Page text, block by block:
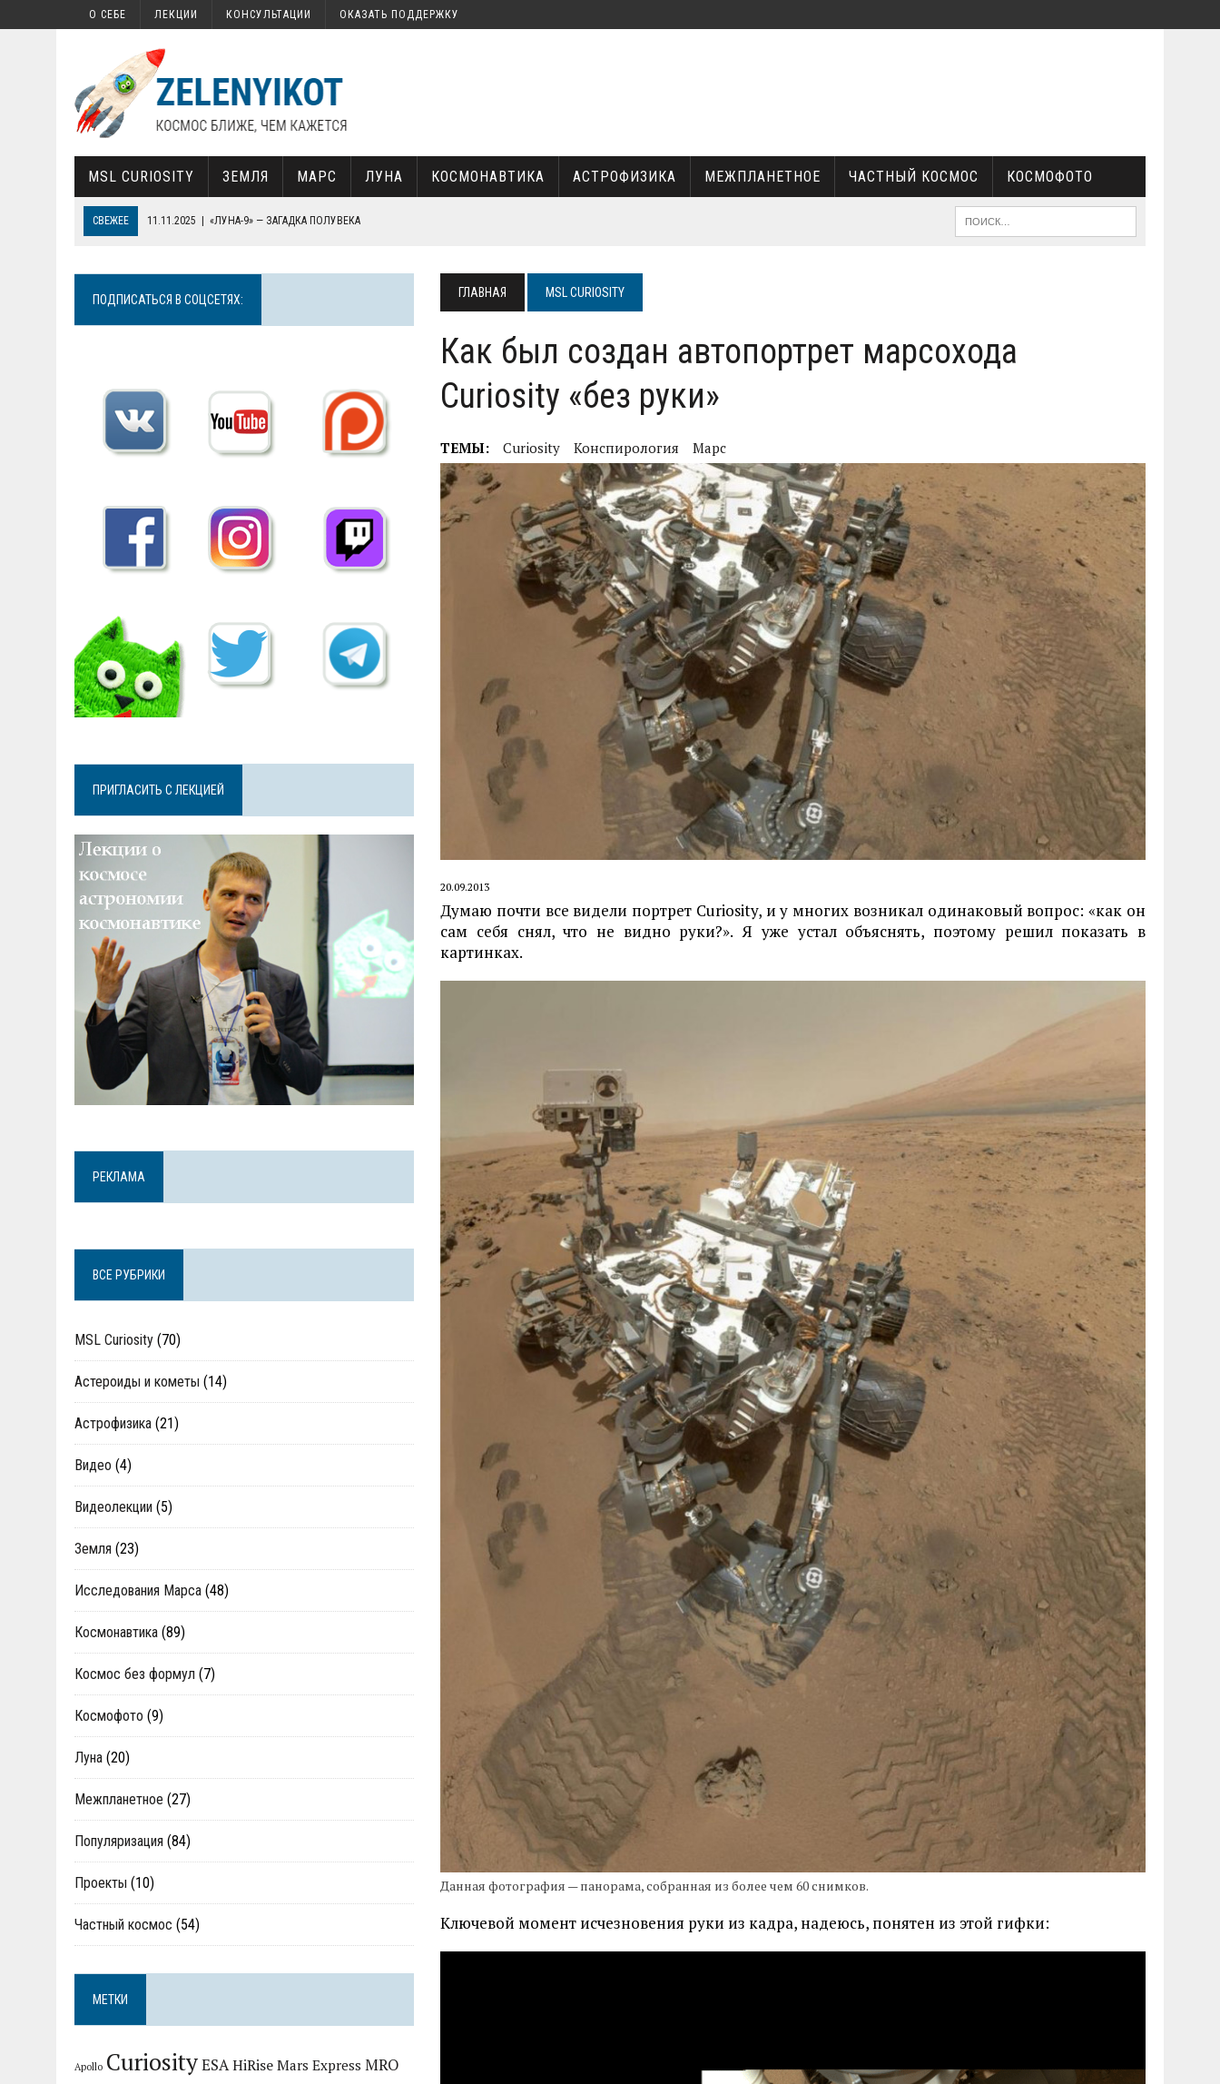
О СЕБЕ ЛЕКЦИИ КОНСУЛЬТАЦИИ ОКАЗАТЬ ПОДДЕРЖКУ
MSL CURIOSITY ЗЕМЛЯ МАРС ЛУНА КОСМОНАВТИКА АСТРОФИЗИКА МЕЖПЛАНЕТНОЕ ЧАСТНЫЙ КОСМОС КОСМОФОТО
СВЕЖЕЕ 17.02.2022 КАК НА МАРСЕ НАШЛИ ОРГАНИКУ
19.01.2022 ПОЧЕМУ ТЕЛЕСКОП JAMES WEBB ТАК ВАЖЕН ДЛЯ НАУКИ
ГЛАВНАЯ MSL CURIOSITY
Как был создан автопортрет марсохода
Curiosity «без руки»
ТЕМЫ: Curiosity Конспирология Марс
20.09.2013
Думаю почти все видели портрет Curiosity, и у многих возникал одинаковый вопрос: «как он
сам себя снял, что не видно руки?». Я уже устал объяснять, поэтому решил показать в
картинках.
Данная фотография — панорама, собранная из более чем 60 снимков.
Ключевой момент исчезновения руки из кадра, надеюсь, понятен из этой гифки:
ПОДПИСАТЬСЯ В СОЦСЕТЯХ:
ПРИГЛАСИТЬ С ЛЕКЦИЕЙ
РЕКЛАМА
ВСЕ РУБРИКИ
MSL Curiosity (70)
Астероиды и кометы (14)
Астрофизика (21)
Видео (4)
Видеолекции (5)
Земля (23)
Исследования Марса (48)
Космонавтика (89)
Космос без формул (7)
Космофото (9)
Луна (20)
Межпланетное (27)
Популяризация (84)
Проекты (10)
Частный космос (54)
МЕТКИ
Apollo CuriosityESAHiRise Mars Express MRO